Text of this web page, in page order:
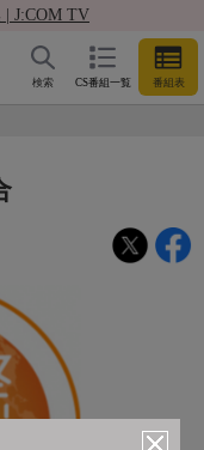
J:COM TV
CS番組一覧 番組表
検索